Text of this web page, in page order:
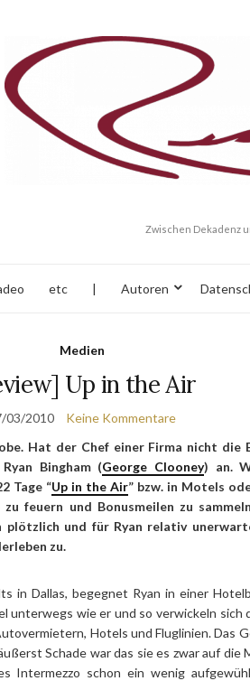
Zwischen Dekadenz
etc | Autoren
Medien
Up in the Air
03/2010
Keine Kommentare
Hat der Chef einer Firma nicht die
Bingham (George Clooney) an.
Tage “Up in the Air” bzw. in Motels
feuern und Bonusmeilen zu
plötzlich und für Ryan relativ
zu.
in Dallas, begegnet Ryan in einer
unterwegs wie er und so verwickeln sich
Hotels und Fluglinien. Das
Schade war das sie es zwar auf die
Intermezzo schon ein wenig